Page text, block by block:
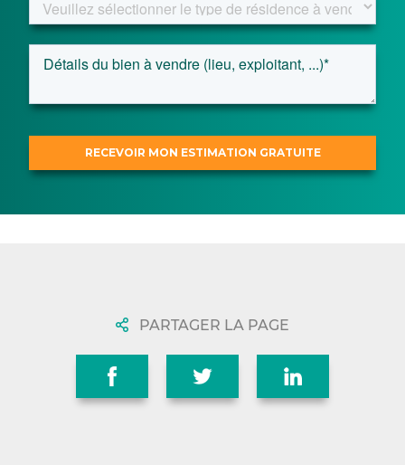
PARTAGER LA PAGE